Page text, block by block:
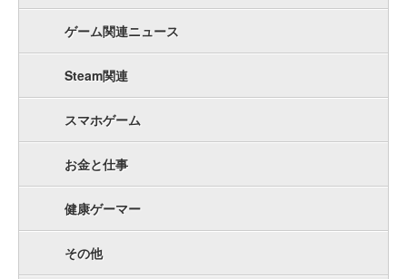
ゲーム関連ニュース
Steam関連
スマホゲーム
お金と仕事
健康ゲーマー
その他